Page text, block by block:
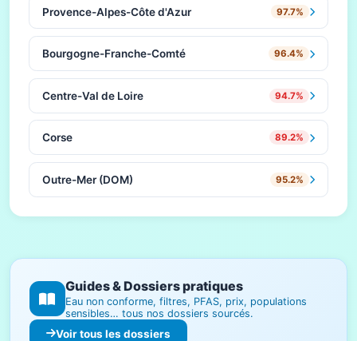
Provence-Alpes-Côte d'Azur 97.7%
Bourgogne-Franche-Comté 96.4%
Centre-Val de Loire 94.7%
Corse 89.2%
Outre-Mer (DOM) 95.2%
Guides & Dossiers pratiques
Eau non conforme, filtres, PFAS, prix, populations
sensibles… tous nos dossiers sourcés.
Voir tous les dossiers